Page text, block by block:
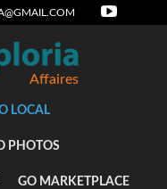
Affaires
LOCAL
PHOTOS
GO MARKETPLACE